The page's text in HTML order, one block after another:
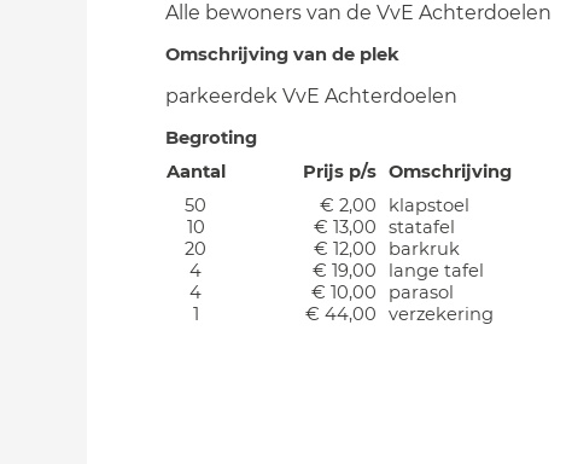
Alle bewoners van de VvE Achterdoelen
Omschrijving van de plek
parkeerdek VvE Achterdoelen
Begroting
Aantal
Prijs p/s Omschrijving
50
€ 2,00
klapstoel
10
€ 13,00
statafel
20
€ 12,00
barkruk
4
€ 19,00
lange tafel
4
€ 10,00
parasol
1
€ 44,00 verzekering